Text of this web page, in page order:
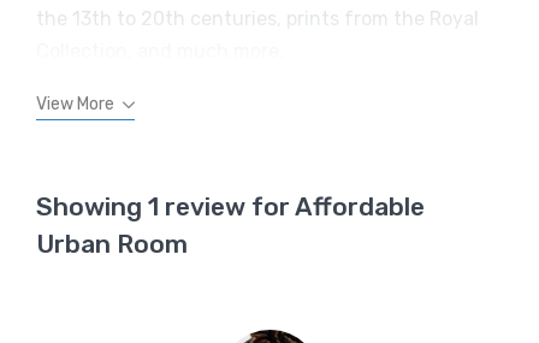
the 13th to 20th centuries, prints from the Royal
View More
Showing 1 review for Affordable
Urban Room